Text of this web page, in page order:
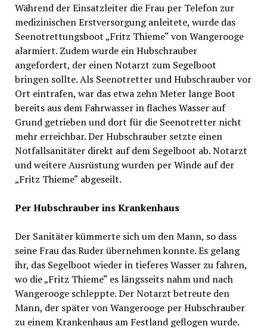
Während der Einsatzleiter die Frau per Telefon zur
medizinischen Erstversorgung anleitete, wurde das
Seenotrettungsboot „Fritz Thieme“ von Wangerooge
alarmiert. Zudem wurde ein Hubschrauber
angefordert, der einen Notarzt zum Segelboot
bringen sollte. Als Seenotretter und Hubschrauber vor
Ort eintrafen, war das etwa zehn Meter lange Boot
bereits aus dem Fahrwasser in flaches Wasser auf
Grund getrieben und dort für die Seenotretter nicht
mehr erreichbar. Der Hubschrauber setzte einen
Notfallsanitäter direkt auf dem Segelboot ab. Notarzt
und weitere Ausrüstung wurden per Winde auf der
„Fritz Thieme“ abgeseilt.
Per Hubschrauber ins Krankenhaus
Der Sanitäter kümmerte sich um den Mann, so dass
seine Frau das Ruder übernehmen konnte. Es gelang
ihr, das Segelboot wieder in tieferes Wasser zu fahren,
wo die „Fritz Thieme“ es längsseits nahm und nach
Wangerooge schleppte. Der Notarzt betreute den
Mann, der später von Wangerooge per Hubschrauber
zu einem Krankenhaus am Festland geflogen wurde.